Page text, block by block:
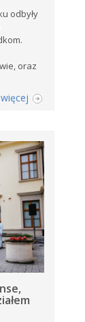
odbyły
oraz
więcej